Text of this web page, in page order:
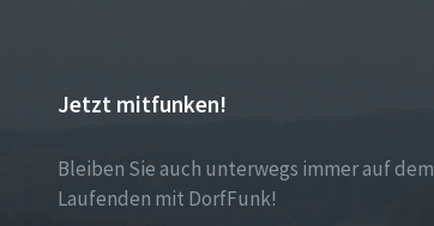
Jetzt mitfunken!
Bleiben Sie auch unterwegs immer auf dem
Laufenden mit DorfFunk!